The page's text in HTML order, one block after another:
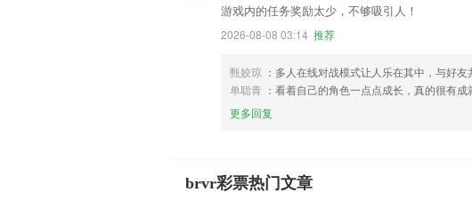
游戏内的任务奖励太少，不够吸引人！
2026-08-08 03:14 推荐
甄姣琼 ：多人在线对战模式让人乐在其中，与好友
单聪青 ：看着自己的角色一点点成长，真的很有成
更多回复
brvr彩票热门文章